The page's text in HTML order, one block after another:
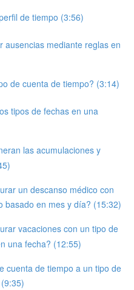
de tiempo (3:56)
ausencias mediante reglas en
de cuenta de tiempo? (3:14)
tipos de fechas en una
las acumulaciones y
un descanso médico con
basado en mes y día? (15:32)
vacaciones con un tipo de
una fecha? (12:55)
cuenta de tiempo a un tipo de